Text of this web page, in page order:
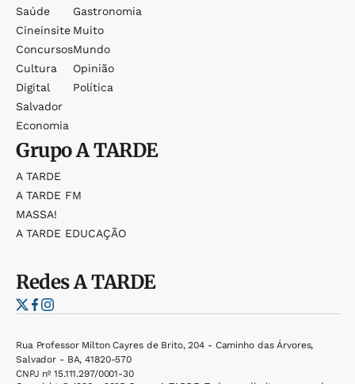
Saúde
Cineinsite
Concursos
Cultura
Digital
Salvador
Economia
Gastronomia
Muito
Mundo
Opinião
Política
GrupoA TARDE
A TARDE
A TARDE FM
MASSA!
A TARDE EDUCAÇÃO
RedesA TARDE
Rua Professor Milton Cayres de Brito, 204 - Caminho das Árvores,
Salvador - BA, 41820-570
CNPJ nº 15.111.297/0001-30